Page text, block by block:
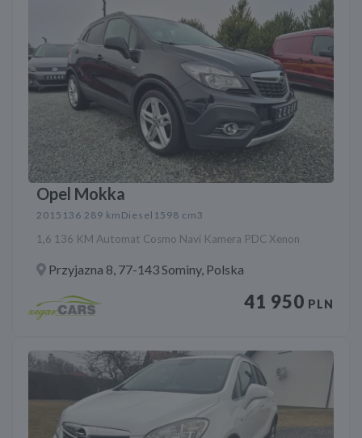
Opel Mokka
2015 136 289 km Diesel 1598 cm3
1,6 136 KM Automat Cosmo Navi Kamera PDC Xenon
Przyjazna 8, 77-143 Sominy, Polska
41 950 PLN